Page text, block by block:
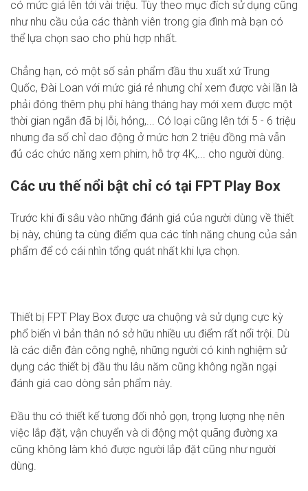
có mức giá lên tới vài triệu. Tùy theo mục đích sử dụng cũng
như nhu cầu của các thành viên trong gia đình mà bạn có
thể lựa chọn sao cho phù hợp nhất.
Chẳng hạn, có một số sản phẩm đầu thu xuất xứ Trung
Quốc, Đài Loan với mức giá rẻ nhưng chỉ xem được vài lần là
phải đóng thêm phụ phí hàng tháng hay mới xem được một
thời gian ngắn đã bị lỗi, hỏng,... Có loại cũng lên tới 5 - 6 triệu
nhưng đa số chỉ dao động ở mức hơn 2 triệu đồng mà vẫn
đủ các chức năng xem phim, hỗ trợ 4K,... cho người dùng.
Các ưu thế nổi bật chỉ có tại FPT Play Box
Trước khi đi sâu vào những đánh giá của người dùng về thiết
bị này, chúng ta cùng điểm qua các tính năng chung của sản
phẩm để có cái nhìn tổng quát nhất khi lựa chọn.
Thiết bị FPT Play Box được ưa chuộng và sử dụng cực kỳ
phổ biến vì bản thân nó sở hữu nhiều ưu điểm rất nổi trội. Dù
là các diễn đàn công nghệ, những người có kinh nghiệm sử
dụng các thiết bị đầu thu lâu năm cũng không ngần ngại
đánh giá cao dòng sản phẩm này.
Đầu thu có thiết kế tương đối nhỏ gọn, trọng lượng nhẹ nên
việc lắp đặt, vận chuyển và di động một quãng đường xa
cũng không làm khó được người lắp đặt cũng như người
dùng.